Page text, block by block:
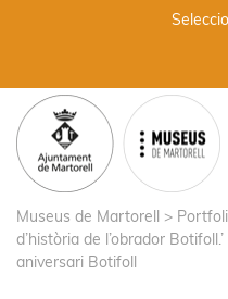
Museus de Martorell > Portfoli
d’història de l’obrador Botifoll.’
aniversari Botifoll